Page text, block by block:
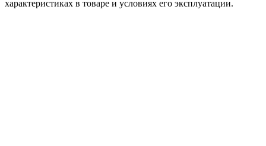
характеристиках в товаре и условиях его эксплуатации.